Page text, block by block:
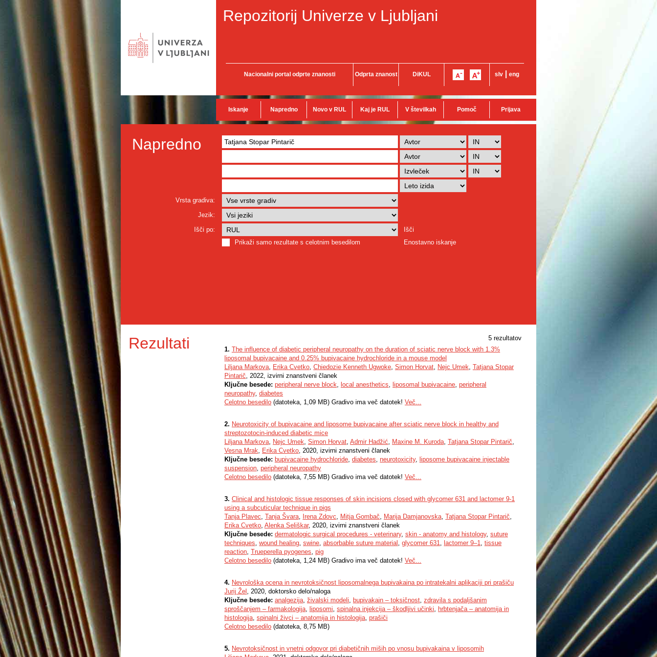
Repozitorij Univerze v Ljubljani
Nacionalni portal odprte znanosti Odprta znanost DiKUL slv eng
Iskanje Napredno Novo v RUL Kaj je RUL V številkah Pomoč Prijava
Napredno
Vrsta gradiva:
Jezik:
Išči po:
Išči
Prikaži samo rezultate s celotnim besedilom
Enostavno iskanje
Rezultati
5 rezultatov
1. The influence of diabetic peripheral neuropathy on the duration of sciatic nerve block with 1.3%
liposomal bupivacaine and 0.25% bupivacaine hydrochloride in a mouse model
Liljana Markova, Erika Cvetko, Chiedozie Kenneth Ugwoke, Simon Horvat, Nejc Umek, Tatjana Stopar
Pintarič, 2022, izvirni znanstveni članek
Ključne besede: peripheral nerve block, local anesthetics, liposomal bupivacaine, peripheral
neuropathy, diabetes
Celotno besedilo (datoteka, 1,09 MB) Gradivo ima več datotek! Več...
2. Neurotoxicity of bupivacaine and liposome bupivacaine after sciatic nerve block in healthy and
streptozotocin-induced diabetic mice
Liljana Markova, Nejc Umek, Simon Horvat, Admir Hadžić, Maxine M. Kuroda, Tatjana Stopar Pintarič,
Vesna Mrak, Erika Cvetko, 2020, izvirni znanstveni članek
Ključne besede: bupivacaine hydrochloride, diabetes, neurotoxicity, liposome bupivacaine injectable
suspension, peripheral neuropathy
Celotno besedilo (datoteka, 7,55 MB) Gradivo ima več datotek! Več...
3. Clinical and histologic tissue responses of skin incisions closed with glycomer 631 and lactomer 9-1
using a subcuticular technique in pigs
Tanja Plavec, Tanja Švara, Irena Zdovc, Mitja Gombač, Marija Damjanovska, Tatjana Stopar Pintarič,
Erika Cvetko, Alenka Seliškar, 2020, izvirni znanstveni članek
Ključne besede: dermatologic surgical procedures - veterinary, skin - anatomy and histology, suture
techniques, wound healing, swine, absorbable suture material , glycomer 631, lactomer 9–1, tissue
reaction, Trueperella pyogenes, pig
Celotno besedilo (datoteka, 1,24 MB) Gradivo ima več datotek! Več...
4. Nevrološka ocena in nevrotoksičnost liposomalnega bupivakaina po intratekalni aplikaciji pri prašiču
Jurij Žel , 2020, doktorsko delo/naloga
Ključne besede: analgezija, živalski modeli, bupivakain – toksičnost, zdravila s podaljšanim
sproščanjem – farmakologija, liposomi, spinalna injekcija – škodljivi učinki, hrbtenjača – anatomija in
histologija, spinalni živci – anatomija in histologija, prašiči
Celotno besedilo (datoteka, 8,75 MB)
5. Nevrotoksičnost in vnetni odgovor pri diabetičnih miših po vnosu bupivakaina v liposomih